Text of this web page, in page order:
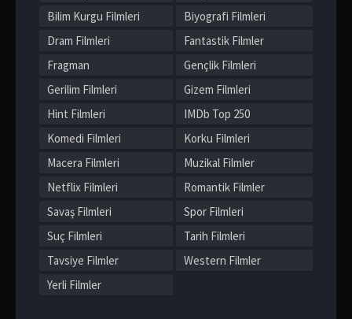
Bilim Kurgu Filmleri
Biyografi Filmleri
Dram Filmleri
Fantastik Filmler
Fragman
Gençlik Filmleri
Gerilim Filmleri
Gizem Filmleri
Hint Filmleri
IMDb Top 250
Komedi Filmleri
Korku Filmleri
Macera Filmleri
Muzikal Filmler
Netflix Filmleri
Romantik Filmler
Savaş Filmleri
Spor Filmleri
Suç Filmleri
Tarih Filmleri
Tavsiye Filmler
Western Filmler
Yerli Filmler